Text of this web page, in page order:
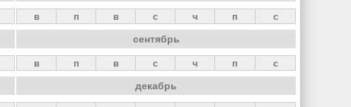
в п в с ч п с
сентябрь
в п в с ч п с
декабрь